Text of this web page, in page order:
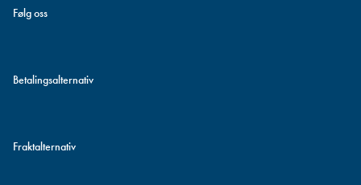
Følg oss
Betalingsalternativ
Fraktalternativ